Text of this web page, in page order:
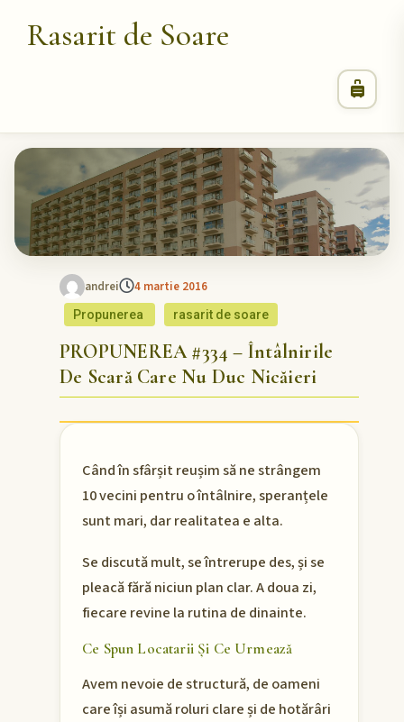
Rasarit de Soare
andrei 4 martie 2016
Propunerea rasarit de soare
PROPUNEREA #334 – Întâlnirile
De Scară Care Nu Duc Nicăieri
Când în sfârșit reușim să ne strângem
10 vecini pentru o întâlnire, speranțele
sunt mari, dar realitatea e alta.
Se discută mult, se întrerupe des, și se
pleacă fără niciun plan clar. A doua zi,
fiecare revine la rutina de dinainte.
Ce Spun Locatarii Și Ce Urmează
Avem nevoie de structură, de oameni
care își asumă roluri clare și de hotărâri